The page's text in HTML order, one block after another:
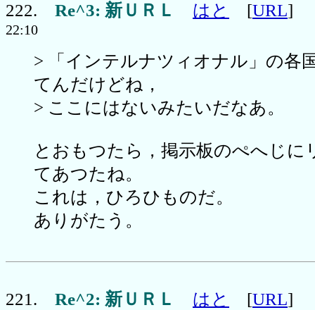
222. Re^3: 新ＵＲＬ はと [URL
22:10
> 「インテルナツィオナル」の各
てんだけどね，
> ここにはないみたいだなあ。
とおもつたら，掲示板のぺへじに
てあつたね。
これは，ひろひものだ。
ありがたう。
221. Re^2: 新ＵＲＬ はと [URL